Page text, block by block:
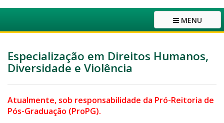
MENU
Especialização em Direitos Humanos,
Diversidade e Violência
Atualmente, sob responsabilidade da Pró-Reitoria de
Pós-Graduação (ProPG).